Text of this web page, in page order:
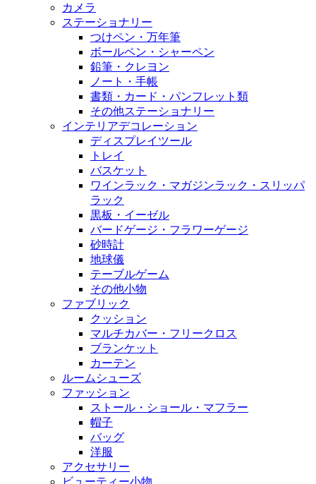
カメラ
ステーショナリー
つけペン・万年筆
ボールペン・シャーペン
鉛筆・クレヨン
ノート・手帳
書類・カード・パンフレット類
その他ステーショナリー
インテリアデコレーション
ディスプレイツール
トレイ
バスケット
ワインラック・マガジンラック・スリッパ
ラック
黒板・イーゼル
バードゲージ・フラワーゲージ
砂時計
地球儀
テーブルゲーム
その他小物
ファブリック
クッション
マルチカバー・フリークロス
ブランケット
カーテン
ルームシューズ
ファッション
ストール・ショール・マフラー
帽子
バッグ
洋服
アクセサリー